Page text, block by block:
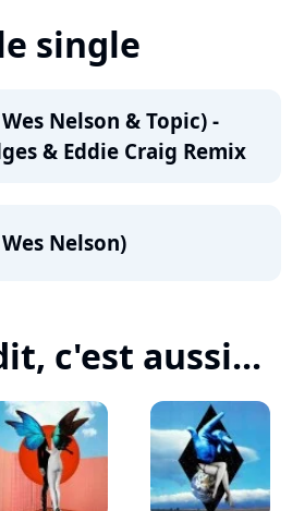
single
Nelson & Topic) -
& Eddie Craig Remix
Nelson)
c'est aussi...